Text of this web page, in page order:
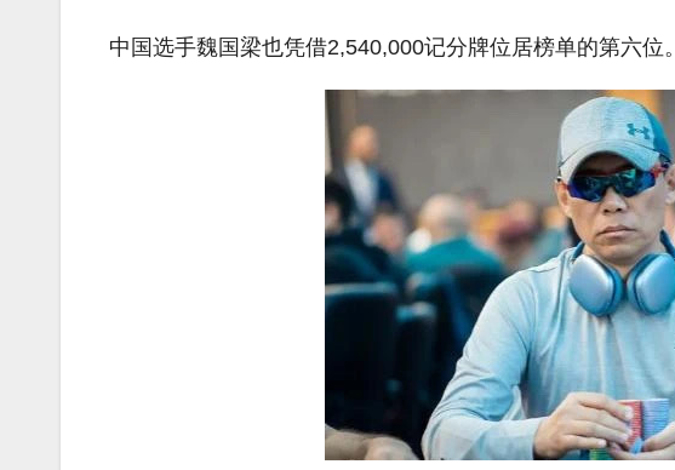
中国选手魏国梁也凭借2,540,000记分牌位居榜单的第六位。